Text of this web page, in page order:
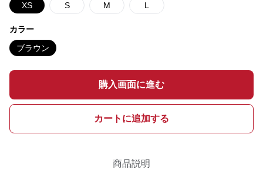
XS S M L
カラー
ブラウン
購入画面に進む
カートに追加する
商品説明